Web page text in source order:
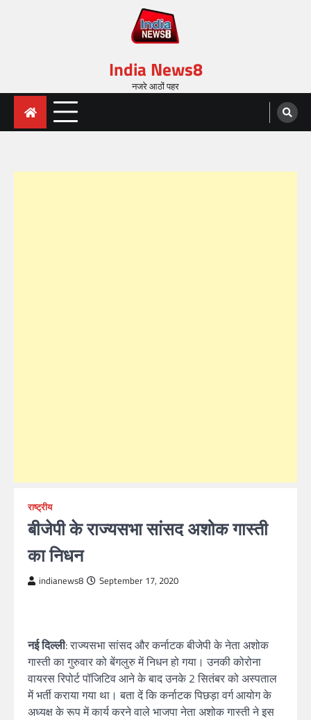
India News8
नजरे आठों पहर
राष्ट्रीय
बीजेपी के राज्यसभा सांसद अशोक गास्ती
का निधन
indianews8 September 17, 2020
नई दिल्ली: राज्यसभा सांसद और कर्नाटक बीजेपी के नेता अशोक
गास्ती का गुरुवार को बेंगलुरु में निधन हो गया। उनकी कोरोना
वायरस रिपोर्ट पॉजिटिव आने के बाद उनके 2 सितंबर को अस्पताल
में भर्ती कराया गया था। बता दें कि कर्नाटक पिछड़ा वर्ग आयोग के
अध्यक्ष के रूप में कार्य करने वाले भाजपा नेता अशोक गास्ती ने इस